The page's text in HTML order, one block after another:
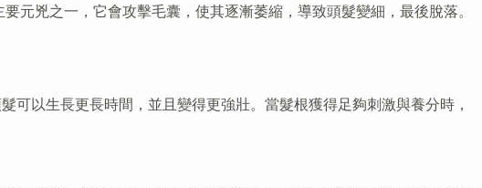
元兇之一，它會攻擊毛囊，使其逐漸萎縮，導致頭髮變細，最後脫落。
以生長更長時間，並且變得更強壯。當髮根獲得足夠刺激與養分時，